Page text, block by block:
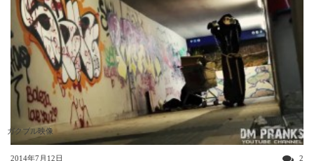
ガクブル映像
2014年7月12日 2